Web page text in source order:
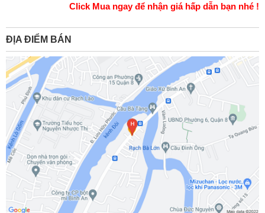
Click Mua ngay để nhận giá hấp dẫn bạn nhé !
ĐỊA ĐIỂM BÁN